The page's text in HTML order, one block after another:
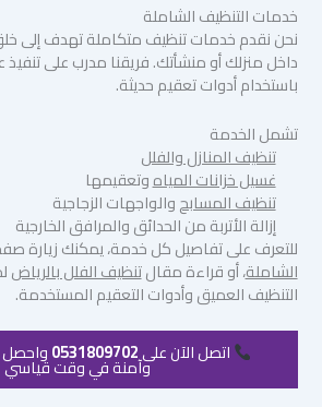
خدمات التنظيف الشاملة
نحن نقدم خدمات تنظيف متكاملة تهدف إلى
داخل منزلك أو منشأتك. فريقنا مدرب على
باستخدام أدوات تعقيم حديثة.
تشمل الخدمة
تنظيف المنازل والفلل
غسيل خزانات المياهوتعقيمها
تنظيف المسابحوالواجهات الزجاجية
إزالة الأتربة من الحدائق والمرافق الخارجية
للتعرف على تفاصيل كل خدمة، يمكنك زيارة
الشاملة، أو قراءة مقالتنظيف الفلل بالرياض
التنظيف العميق وأدوات التعقيم المستخدمة.
اتصل الآن على0531809702واحصل
وآمنة في وقت قياسي